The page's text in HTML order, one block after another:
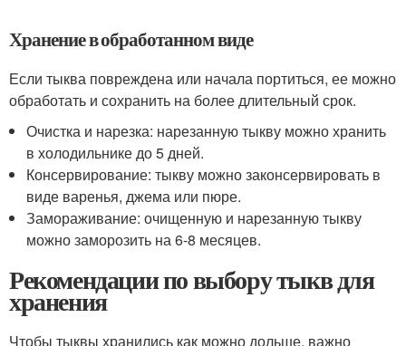
Хранение в обработанном виде
Если тыква повреждена или начала портиться, ее можно
обработать и сохранить на более длительный срок.
Очистка и нарезка: нарезанную тыкву можно хранить
в холодильнике до 5 дней.
Консервирование: тыкву можно законсервировать в
виде варенья, джема или пюре.
Замораживание: очищенную и нарезанную тыкву
можно заморозить на 6-8 месяцев.
Рекомендации по выбору тыкв для
хранения
Чтобы тыквы хранились как можно дольше, важно